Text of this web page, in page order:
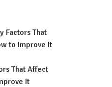
Factors That
to Improve It
That Affect
It